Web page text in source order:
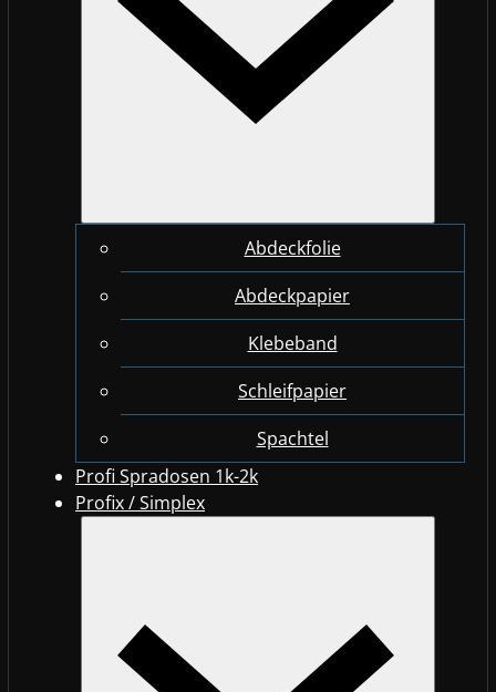
Abdeckfolie
Abdeckpapier
Klebeband
Schleifpapier
Spachtel
Profi Spradosen 1k-2k
Profix / Simplex